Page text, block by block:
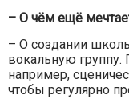
– О чём ещё
– О создании
вокальную группу.
например,
чтобы регулярно